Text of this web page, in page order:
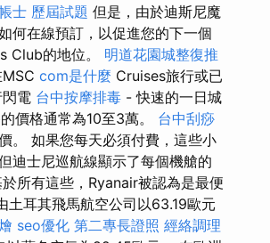
士 歷屆試題 但是，由於迪斯尼魔
何在線預訂，以促進您的下一個
Club的地位。 明道花園城整復推
com是什麼 Cruises旅行或已
電 台中按摩排毒 - 快速的一日城
價格通常為10至3萬。 台中刮痧
。 如果您每天必須付費，這些小
迪士尼巡航線顯示了每個機艙的
所有這些，Ryanair被認為是最便
耳其飛馬航空公司以63.19歐元
seo優化 第二專長證照 經絡調理